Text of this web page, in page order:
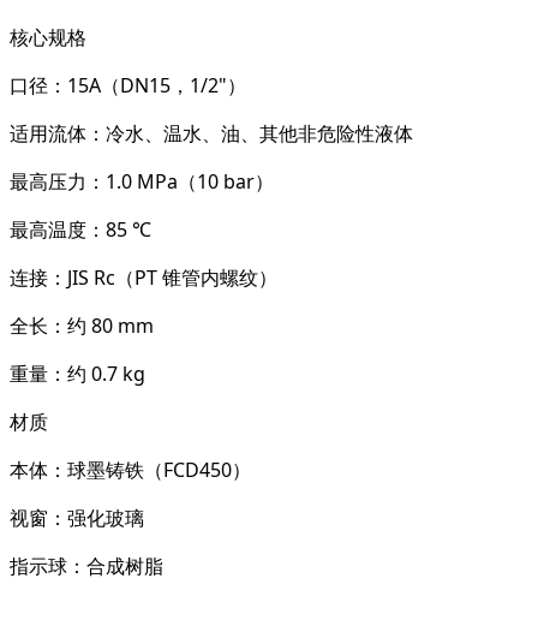
核心规格
口径 ：15A（DN15，1/2"）
适用流体 ：冷水、温水、油、其他非危险性液体
最高压力 ： 1.0 MPa（10 bar）
最高温度 ： 85 ℃
连接 ：JIS Rc（PT 锥管内螺纹）
全长 ：约 80 mm
重量 ：约 0.7 kg
材质
本体 ：球墨铸铁（FCD450）
视窗 ：强化玻璃
指示球 ：合成树脂